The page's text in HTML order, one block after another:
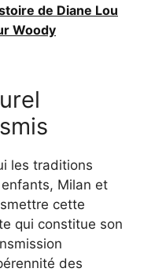
de Diane Lou
Woody
les traditions
Milan et
cette
qui constitue son
des